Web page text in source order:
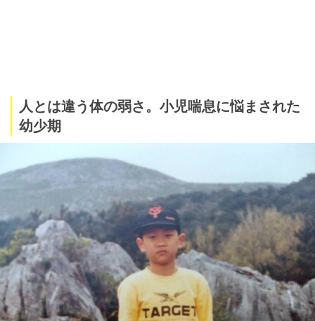
人とは違う体の弱さ。小児喘息に悩まされた
幼少期